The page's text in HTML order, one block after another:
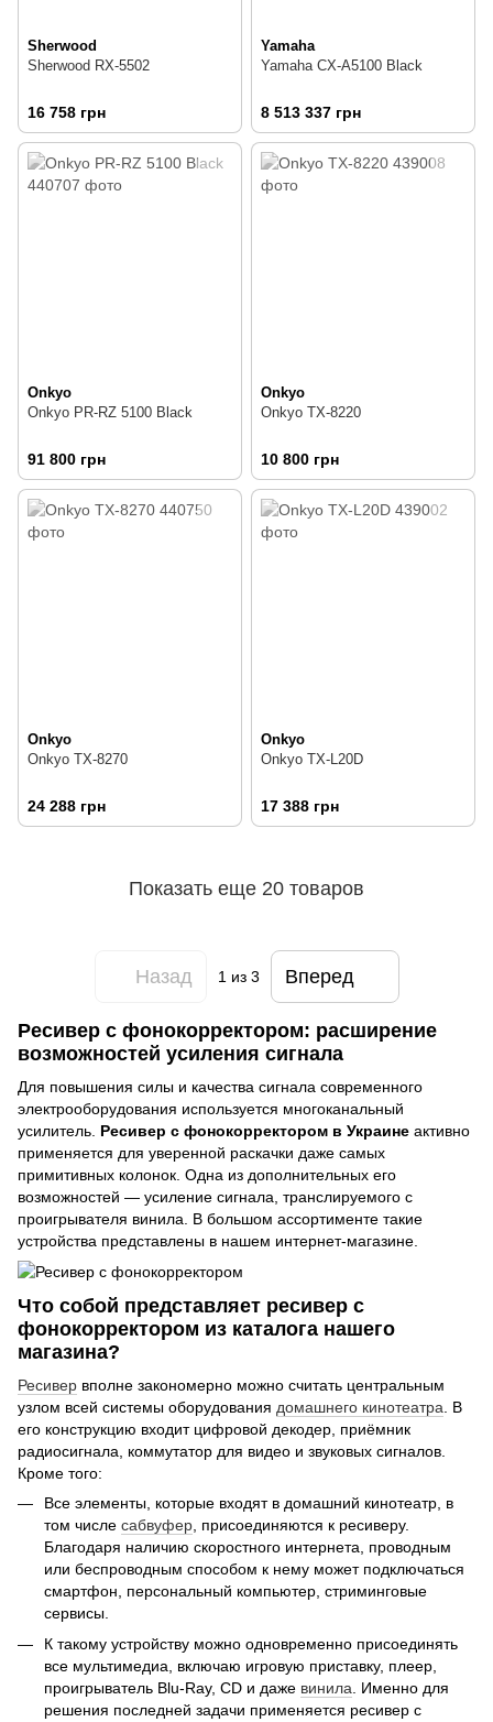
Sherwood
Sherwood RX-5502
16 758 грн
Yamaha
Yamaha CX-A5100 Black
8 513 337 грн
Onkyo
Onkyo PR-RZ 5100 Black
91 800 грн
Onkyo
Onkyo TX-8220
10 800 грн
Onkyo
Onkyo TX-8270
24 288 грн
Onkyo
Onkyo TX-L20D
17 388 грн
Показать еще 20 товаров
Назад 1из 3 Вперед
Ресивер с фонокорректором: расширение
возможностей усиления сигнала
Для повышения силы и качества сигнала современного
электрооборудования используется многоканальный
усилитель. Ресивер с фонокорректором в Украине активно
применяется для уверенной раскачки даже самых
примитивных колонок. Одна из дополнительных его
возможностей — усиление сигнала, транслируемого с
проигрывателя винила. В большом ассортименте такие
устройства представлены в нашем интернет-магазине.
Что собой представляет ресивер с
фонокорректором из каталога нашего
магазина?
Ресивер вполне закономерно можно считать центральным
узлом всей системы оборудования домашнего кинотеатра . В
его конструкцию входит цифровой декодер, приёмник
радиосигнала, коммутатор для видео и звуковых сигналов.
Кроме того:
Все элементы, которые входят в домашний кинотеатр, в
том числе сабвуфер , присоединяются к ресиверу.
Благодаря наличию скоростного интернета, проводным
или беспроводным способом к нему может подключаться
смартфон, персональный компьютер, стриминговые
сервисы.
К такому устройству можно одновременно присоединять
все мультимедиа, включаю игровую приставку, плеер,
проигрыватель Blu-Ray, CD и даже винила . Именно для
решения последней задачи применяется ресивер с